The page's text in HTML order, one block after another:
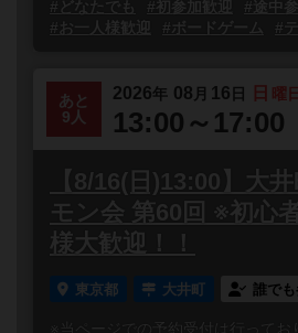
#どなたでも
#初参加歓迎
#途中
#お一人様歓迎
#ボードゲーム #
あと
9人
2026年 08 月 16 日 日 曜日
13:00～17:00
【8/16(日)13:00】大
モン会 第60回 ※初心
様大歓迎！！
東京都 大井町 誰で
※当ページでの予約受付は行ってお